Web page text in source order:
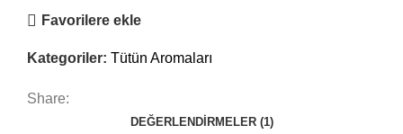
Favorilere ekle
Kategoriler: Tütün Aromaları
Share:
DEĞERLENDIRMELER (1)